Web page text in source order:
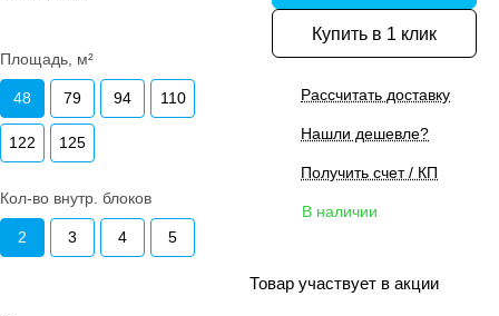
Площадь, м²
48 79 94 110
122 125
Кол-во внутр. блоков
2 3 4 5
Купить в 1 клик
Рассчитать доставку
Нашли дешевле?
Получить счет / КП
В наличии
Товар участвует в акции